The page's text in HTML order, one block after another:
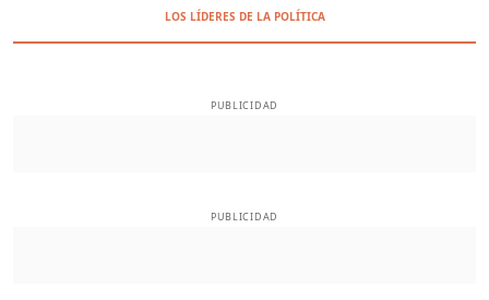
LOS LÍDERES DE LA POLÍTICA
PUBLICIDAD
PUBLICIDAD